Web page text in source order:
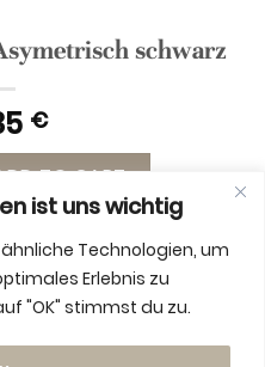
ist uns wichtig
Technologien, um
Erlebnis zu
"OK" stimmst du zu.
schwarz
€
Asymetrisch schwarz
TO CART